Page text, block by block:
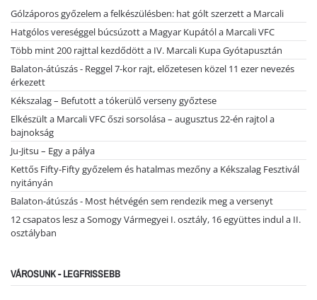
Gólzáporos győzelem a felkészülésben: hat gólt szerzett a Marcali
Hatgólos vereséggel búcsúzott a Magyar Kupától a Marcali VFC
Több mint 200 rajttal kezdődött a IV. Marcali Kupa Gyótapusztán
Balaton-átúszás - Reggel 7-kor rajt, előzetesen közel 11 ezer nevezés
érkezett
Kékszalag – Befutott a tókerülő verseny győztese
Elkészült a Marcali VFC őszi sorsolása – augusztus 22-én rajtol a
bajnokság
Ju-Jitsu – Egy a pálya
Kettős Fifty-Fifty győzelem és hatalmas mezőny a Kékszalag Fesztivál
nyitányán
Balaton-átúszás - Most hétvégén sem rendezik meg a versenyt
12 csapatos lesz a Somogy Vármegyei I. osztály, 16 együttes indul a II.
osztályban
VÁROSUNK - LEGFRISSEBB